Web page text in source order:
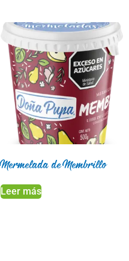
Mermelada de Membrillo
Leer más